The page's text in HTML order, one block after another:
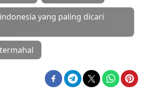
yang paling dicari